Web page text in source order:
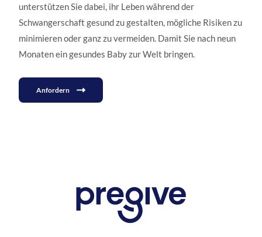
unterstützen Sie dabei, ihr Leben während der
Schwangerschaft gesund zu gestalten, mögliche Risiken zu
minimieren oder ganz zu vermeiden. Damit Sie nach neun
Monaten ein gesundes Baby zur Welt bringen.
Anfordern